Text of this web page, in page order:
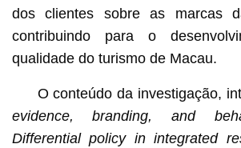
dos clientes sobre as marcas
contribuindo para o
qualidade do turismo de Macau.
O conteúdo da investigação,
evidence, branding, and
Differential policy in integrated